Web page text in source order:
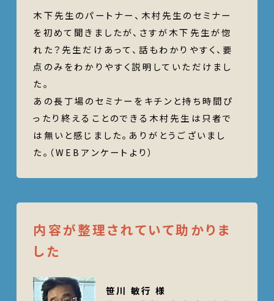
木下先生のパートナー、木村先生のセミナー
を初めて聞きましたが、さすが木下先生が惚
れた？先生だけあって、話もわかりやすく、要
点のみをわかりやすく説明していただけまし
た。
あの長丁場のセミナーをキチンと持ち時間ぴ
ったり終えることのできる木村先生は只者で
は無いと感じました。ありがとうございまし
た。（WEBアンケートより）
内容が整理されていて助かりま
した
笹川 敏行 様